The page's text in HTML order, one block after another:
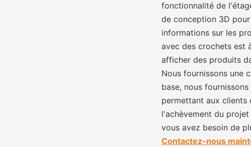
fonctionnalité de
de conception 3D
informations sur les
avec des crochets est
afficher des produits
Nous fournissons une
base, nous
permettant aux clients
l'achèvement du
vous avez besoin de
Contactez-nous